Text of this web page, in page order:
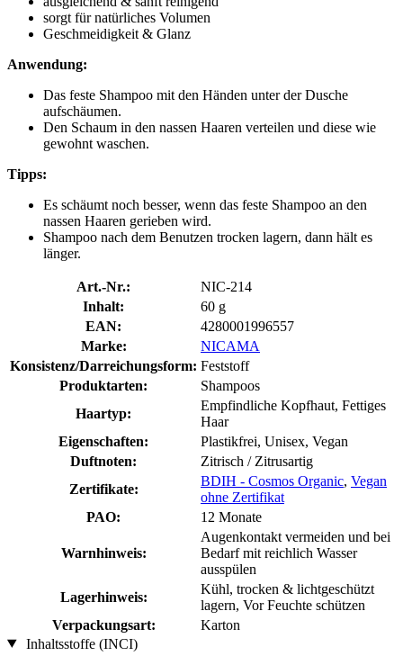
sorgt für natürliches Volumen
Geschmeidigkeit & Glanz
Anwendung:
Das feste Shampoo mit den Händen unter der Dusche
aufschäumen.
Den Schaum in den nassen Haaren verteilen und diese wie
gewohnt waschen.
Tipps:
Es schäumt noch besser, wenn das feste Shampoo an den
nassen Haaren gerieben wird.
Shampoo nach dem Benutzen trocken lagern, dann hält es
länger.
Art.-Nr.:
NIC-214
Inhalt:
60 g
EAN:
4280001996557
Marke:
NICAMA
Konsistenz/Darreichungsform: Feststoff
Produktarten:
Shampoos
Haartyp:
Empfindliche Kopfhaut, Fettiges
Haar
Eigenschaften:
Plastikfrei, Unisex, Vegan
Duftnoten:
Zitrisch / Zitrusartig
Zertifikate:
BDIH - Cosmos Organic, Vegan
ohne Zertifikat
PAO:
12 Monate
Warnhinweis:
Augenkontakt vermeiden und bei
Bedarf mit reichlich Wasser
ausspülen
Lagerhinweis:
Kühl, trocken & lichtgeschützt
lagern, Vor Feuchte schützen
Verpackungsart:
Karton
Inhaltsstoffe (INCI)